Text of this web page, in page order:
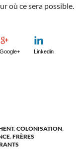
où ce sera possible.
Google+ Linkedin
,COLONISATION,
,FRÈRES